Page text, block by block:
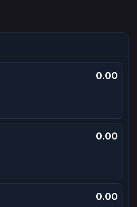
0.00
0.00
0.00